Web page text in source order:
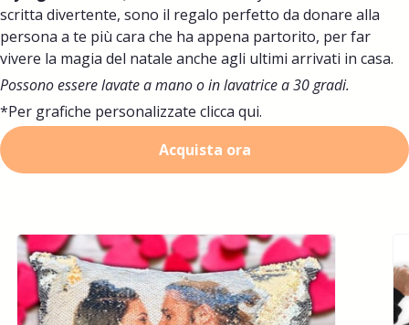
scritta divertente, sono il regalo perfetto da donare alla
persona a te più cara che ha appena partorito, per far
vivere la magia del natale anche agli ultimi arrivati in casa.
Possono essere lavate a mano o in lavatrice a 30 gradi.
*Per grafiche personalizzate clicca qui.
Acquista ora